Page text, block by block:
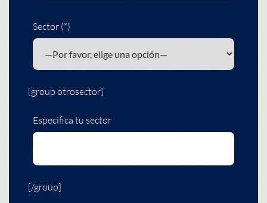
Sector (*)
[group otrosector]
Especifica tu sector
[/group]